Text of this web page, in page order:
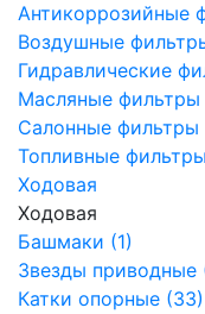
Антикоррозийные
Воздушные
Гидравлические
Масляные фильтры
Салонные фильтры
Топливные
Ходовая
Ходовая
Башмаки (1)
Звезды приводные
Катки опорные (33)